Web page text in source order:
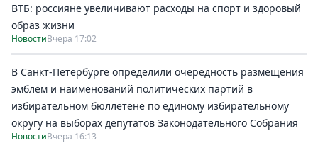
ВТБ: россияне увеличивают расходы на спорт и здоровый
образ жизни
НовостиВчера 17:02
В Санкт-Петербурге определили очередность размещения
эмблем и наименований политических партий в
избирательном бюллетене по единому избирательному
округу на выборах депутатов Законодательного Собрания
НовостиВчера 16:13